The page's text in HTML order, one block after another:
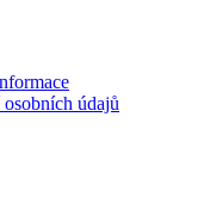
údajů